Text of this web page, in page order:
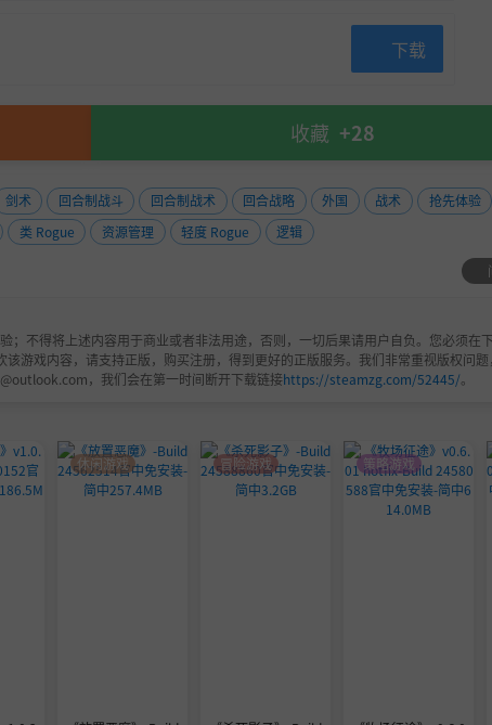
找一个“最大公约数”，在保证游戏乐趣和挑战性的同时，
，在群内积极交流、反馈问题与建议。您的每一条声音，我们
下载
收藏 +28
剑术 回合制战斗 回合制战术 回合战略 外国 战术
抢先体验
类 Rogue 资源管理 轻度 Rogue 逻辑
；不得将上述内容用于商业或者非法用途，否则，一切后果请用户自负。您必须在
游戏内容，请支持正版，购买注册，得到更好的正版服务。我们非常重视版权问题
，我们会在第一时间断开下载链接https://steamzg.com/52445/。
休闲游戏 冒险游戏 策略游戏